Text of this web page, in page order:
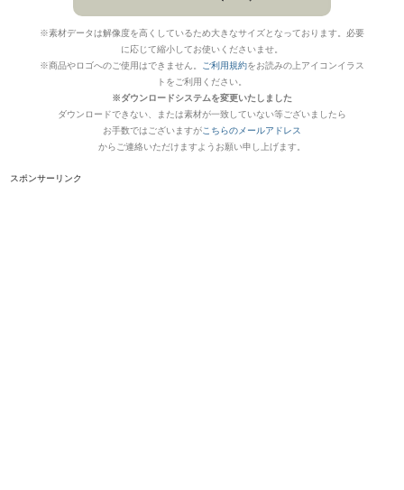
※素材データは解像度を高くしているため大きなサイズとなっております。必要
に応じて縮小してお使いくださいませ。
※商品やロゴへのご使用はできません。
ご利用規約をお読みの上アイコンイラス
トをご利用ください。
※ダウンロードシステムを変更いたしました
ダウンロードできない、または素材が一致していない等ございましたら
お手数ではございますがこちらのメールアドレス
からご連絡いただけますようお願い申し上げます。
スポンサーリンク